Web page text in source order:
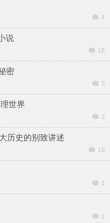
4
说
16
密
5
世界
2
历史的别致讲述
18
1
1